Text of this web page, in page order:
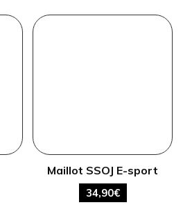
Maillot SSOJ E-sport
34,90€